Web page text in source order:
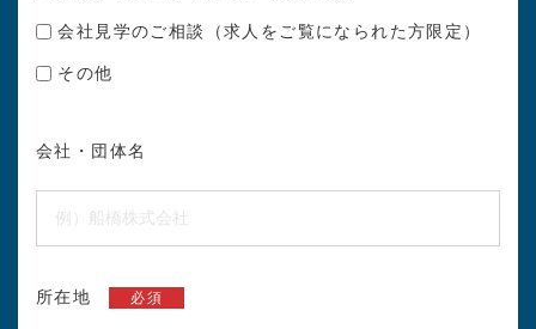
会社見学のご相談（求人をご覧になられた方限定）
その他
会社・団体名
所在地 必須